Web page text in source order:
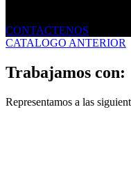
CONTACTENOS
CATALOGO ANTERIOR
Trabajamos con:
Representamos a las